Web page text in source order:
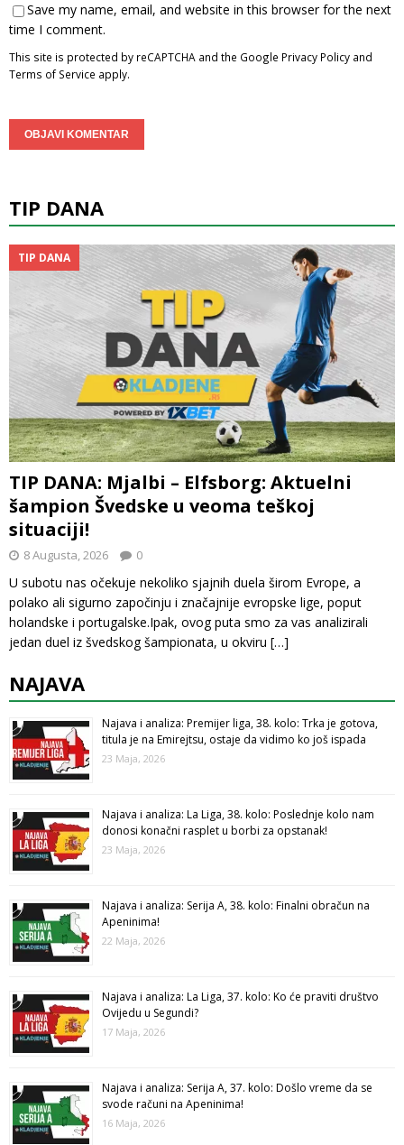
Save my name, email, and website in this browser for the next
time I comment.
This site is protected by reCAPTCHA and the Google Privacy Policy and
Terms of Service apply.
TIP DANA
TIP DANA
TIP DANA: Mjalbi – Elfsborg: Aktuelni
šampion Švedske u veoma teškoj
situaciji!
8 Augusta, 2026 0
U subotu nas očekuje nekoliko sjajnih duela širom Evrope, a
polako ali sigurno započinju i značajnije evropske lige, poput
holandske i portugalske.Ipak, ovog puta smo za vas analizirali
jedan duel iz švedskog šampionata, u okviru […]
NAJAVA
Najava i analiza: Premijer liga, 38. kolo: Trka je gotova,
titula je na Emirejtsu, ostaje da vidimo ko još ispada
23 Maja, 2026
Najava i analiza: La Liga, 38. kolo: Poslednje kolo nam
donosi konačni rasplet u borbi za opstanak!
23 Maja, 2026
Najava i analiza: Serija A, 38. kolo: Finalni obračun na
Apeninima!
22 Maja, 2026
Najava i analiza: La Liga, 37. kolo: Ko će praviti društvo
Ovijedu u Segundi?
17 Maja, 2026
Najava i analiza: Serija A, 37. kolo: Došlo vreme da se
svode računi na Apeninima!
16 Maja, 2026